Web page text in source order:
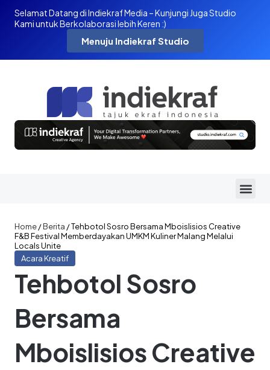
Selamat Datang di Indiekraf Media – Kunjungi Juga Studio
Kami untuk Berkolaborasi lebih Keren :)
Menuju Indiekraf Studio
Home/Berita /Tehbotol Sosro Bersama Mboislisios Creative
F&B Festival Memberdayakan UMKM Kuliner Malang Melalui
Locals Unite
Acara Kreatif
Tehbotol Sosro
Bersama
Mboislisios Creative